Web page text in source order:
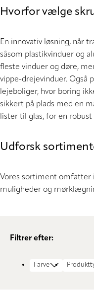
Hvorfor vælge
En innovativ løsning, når
såsom plastikvinduer og
fleste vinduer og døre,
vippe-drejevinduer. Også
lejeboliger, hvor boring
sikkert på plads med en
lister til glas, for en
Udforsk
Vores sortiment omfatter
muligheder og
Filtrer efter:
Farve